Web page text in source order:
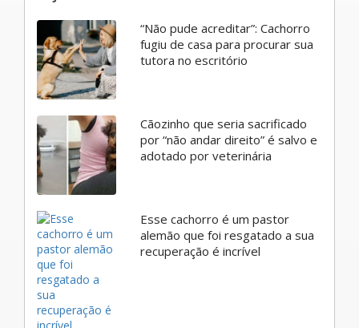
“Não pude acreditar”: Cachorro
fugiu de casa para procurar sua
tutora no escritório
Cãozinho que seria sacrificado
por “não andar direito” é salvo e
adotado por veterinária
Esse cachorro é um pastor
alemão que foi resgatado a sua
recuperação é incrível